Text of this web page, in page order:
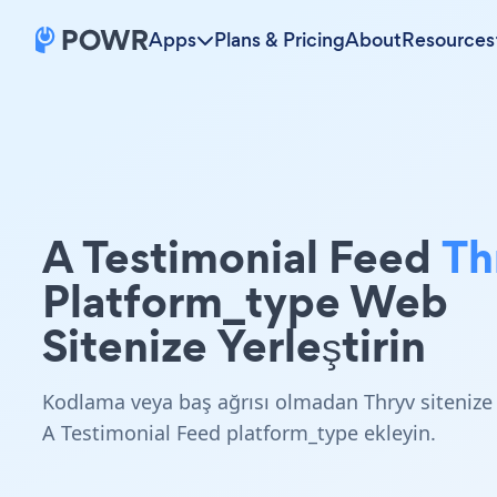
Apps Plans & PricingAboutResources
A Testimonial Feed
Platform_type Web
Sitenize Yerleştirin
Kodlama veya baş ağrısı olmadan Thryv sitenize
A Testimonial Feed platform_type ekleyin.